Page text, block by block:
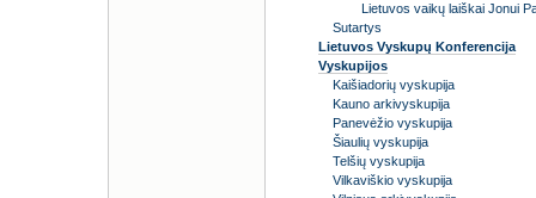
Lietuvos vaikų laiškai Jonui
Sutartys
Lietuvos Vyskupų Konferencija
Vyskupijos
Kaišiadorių vyskupija
Kauno arkivyskupija
Panevėžio vyskupija
Šiaulių vyskupija
Telšių vyskupija
Vilkaviškio vyskupija